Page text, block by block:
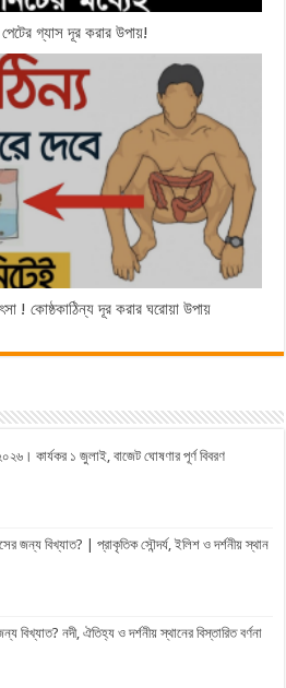
গ্যাস দূর করার উপায়!
! কোষ্ঠকাঠিন্য দূর করার ঘরোয়া উপায়
কার্যকর ১ জুলাই, বাজেট ঘোষণার পূর্ণ বিবরণ
জন্য বিখ্যাত? | প্রাকৃতিক সৌন্দর্য, ইলিশ ও দর্শনীয় স্থান
বিখ্যাত? নদী, ঐতিহ্য ও দর্শনীয় স্থানের বিস্তারিত বর্ণনা